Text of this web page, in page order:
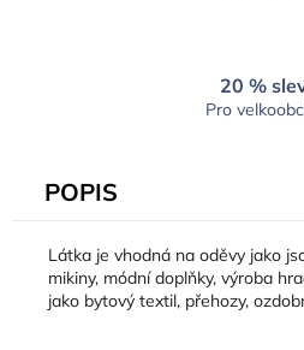
20 %
Pro
POPIS
Látka je vhodná na oděvy jako
mikiny, módní doplňky, výroba
jako bytový textil, přehozy,